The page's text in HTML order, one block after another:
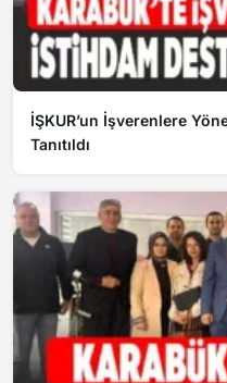
İŞKUR’un İşverenlere
Tanıtıldı